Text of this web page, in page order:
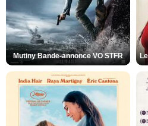
Mutiny Bande-annonce VO STFR